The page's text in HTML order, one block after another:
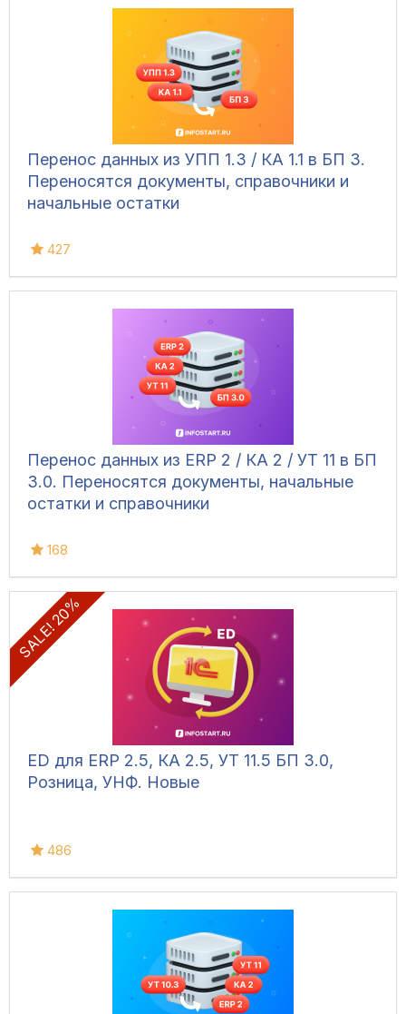
Перенос данных из УПП 1.3 / КА 1.1 в БП 3.
Переносятся документы, справочники и
начальные остатки
427
Перенос данных из ERP 2 / КА 2 / УТ 11 в БП
3.0. Переносятся документы, начальные
остатки и справочники
168
SALE! 20%
ED для ERP 2.5, КА 2.5, УТ 11.5 БП 3.0,
Розница, УНФ. Новые
486